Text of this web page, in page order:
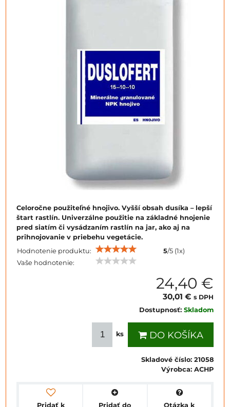
Celoročne použiteľné hnojivo. Vyšší obsah dusíka – lepší
štart rastlín. Univerzálne použitie na základné hnojenie
pred siatím či vysádzaním rastlín na jar, ako aj na
prihnojovanie v priebehu vegetácie.
Hodnotenie produktu:
5/5 (1x)
Vaše hodnotenie:
24,40 €
30,01 € s DPH
Dostupnosť: Skladom
ks DO KOŠÍKA
Skladové číslo: 21058
Výrobca: ACHP
Pridať k
Pridať do
Otázka k